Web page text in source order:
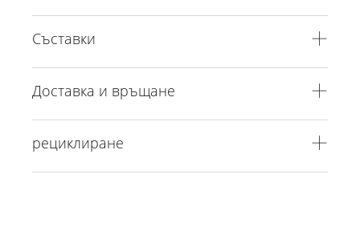
Съставки
Доставка и връщане
рециклиране